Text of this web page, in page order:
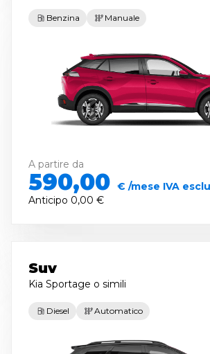
Benzina Manuale
A partire da
590,00 € /mese IVA
Anticipo 0,00 €
Suv
Kia Sportage o simili
Diesel Automatico